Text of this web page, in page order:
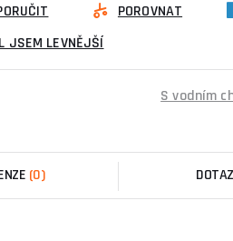
POROVNAT
JSEM LEVNĚJŠÍ
S vodním
(0)